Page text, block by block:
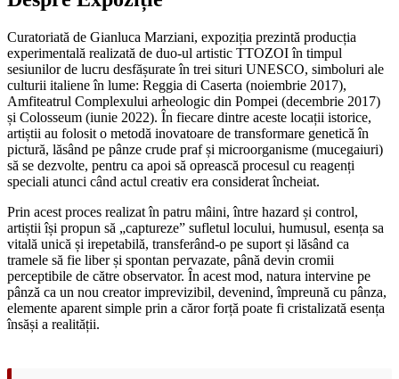
Curatoriată de Gianluca Marziani, expoziția prezintă producția
experimentală realizată de duo-ul artistic TTOZOI în timpul
sesiunilor de lucru desfășurate în trei situri UNESCO, simboluri ale
culturii italiene în lume: Reggia di Caserta (noiembrie 2017),
Amfiteatrul Complexului arheologic din Pompei (decembrie 2017)
și Colosseum (iunie 2022). În fiecare dintre aceste locații istorice,
artiștii au folosit o metodă inovatoare de transformare genetică în
pictură, lăsând pe pânze crude praf și microorganisme (mucegaiuri)
să se dezvolte, pentru ca apoi să oprească procesul cu reagenți
speciali atunci când actul creativ era considerat încheiat.
Prin acest proces realizat în patru mâini, între hazard și control,
artiștii își propun să „captureze” sufletul locului, humusul, esența sa
vitală unică și irepetabilă, transferând-o pe suport și lăsând ca
tramele să fie liber și spontan pervazate, până devin cromii
perceptibile de către observator. În acest mod, natura intervine pe
pânză ca un nou creator imprevizibil, devenind, împreună cu pânza,
elemente aparent simple prin a căror forță poate fi cristalizată esența
însăși a realității.